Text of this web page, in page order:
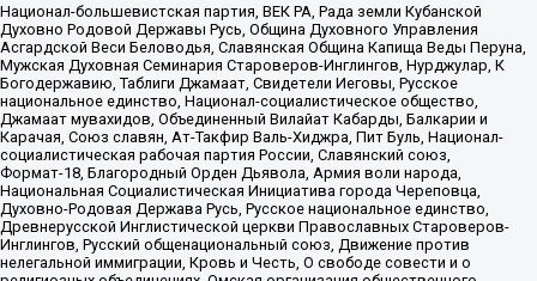
Национал-большевистская партия, ВЕК РА, Рада земли Кубанской
Духовно Родовой Державы Русь, Община Духовного Управления
Асгардской Веси Беловодья, Славянская Община Капища Веды Перуна,
Мужская Духовная Семинария Староверов-Инглингов, Нурджулар, К
Богодержавию, Таблиги Джамаат, Свидетели Иеговы, Русское
национальное единство, Национал-социалистическое общество,
Джамаат мувахидов, Объединенный Вилайат Кабарды, Балкарии и
Карачая, Союз славян, Ат-Такфир Валь-Хиджра, Пит Буль, Национал-
социалистическая рабочая партия России, Славянский союз,
Формат-18, Благородный Орден Дьявола, Армия воли народа,
Национальная Социалистическая Инициатива города Череповца,
Духовно-Родовая Держава Русь, Русское национальное единство,
Древнерусской Инглистической церкви Православных Староверов-
Инглингов, Русский общенациональный союз, Движение против
нелегальной иммиграции, Кровь и Честь, О свободе совести и о